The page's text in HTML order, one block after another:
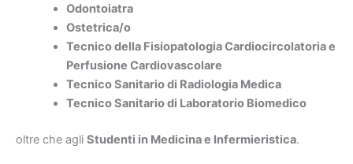
Odontoiatra
Ostetrica/o
Tecnico della Fisiopatologia Cardiocircolatoria e
Perfusione Cardiovascolare
Tecnico Sanitario di Radiologia Medica
Tecnico Sanitario di Laboratorio Biomedico
oltre che agli Studenti in Medicina e Infermieristica.